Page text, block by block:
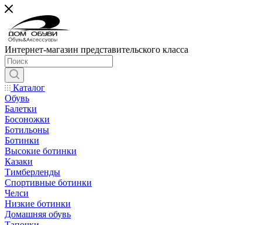
Интернет-магазин представительского класса
Каталог
Обувь
Балетки
Босоножки
Ботильоны
Ботинки
Высокие ботинки
Казаки
Тимберленды
Спортивные ботинки
Челси
Низкие ботинки
Домашняя обувь